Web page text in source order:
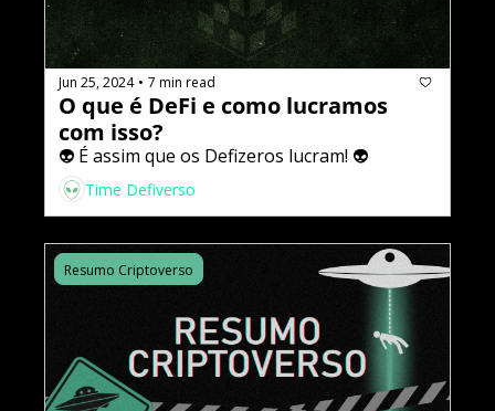
Jun 25, 2024 • 7 min read
O que é DeFi e como lucramos
com isso?
👽 É assim que os Defizeros lucram! 👽
Time Defiverso
Resumo Criptoverso